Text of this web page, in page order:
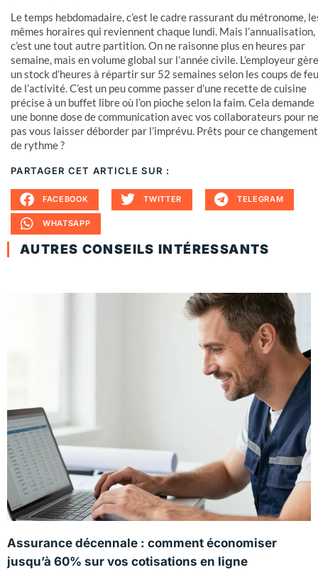
Le temps hebdomadaire, c’est le cadre rassurant du métronome,
mêmes horaires qui reviennent chaque lundi. Mais l’annualisation,
c’est une tout autre partition. On ne raisonne plus en heures par
semaine, mais en volume global sur l’année civile. L’employeur gère
un stock d’heures à répartir sur 52 semaines selon les coups de feu
de l’activité. C’est un peu comme passer d’une recette de cuisine
précise à un buffet libre où l’on pioche selon la faim. Cela demande
une bonne dose de communication avec vos collaborateurs pour ne
pas vous laisser déborder par l’imprévu. Prêts pour ce changement
de rythme ?
PARTAGER CET ARTICLE SUR :
FACEBOOK TWITTER TELEGRAM
WHATSAPP
AUTRES CONSEILS INTÉRESSANTS
Assurance décennale : comment économiser
jusqu’à 60% sur vos cotisations en ligne